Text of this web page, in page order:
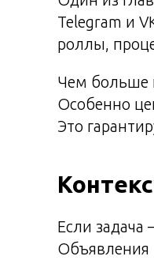
Telegram и
роллы,
Чем больше
Особенно
Это
Если задача
Объявления